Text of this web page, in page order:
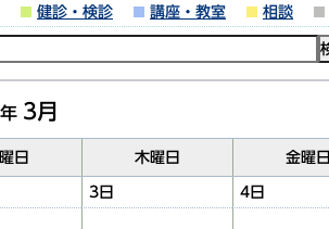
健診・検診 講座・教室 相談
3月
日 木曜日 金曜日
3日 4日